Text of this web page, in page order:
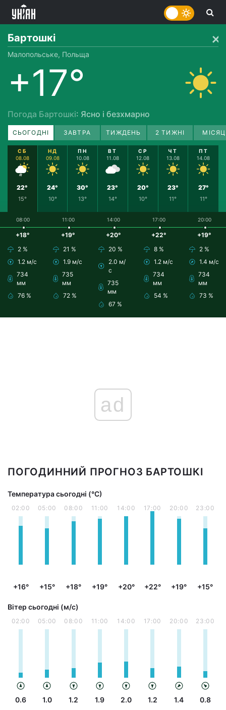
Бартошкі
Малопольське, Польща
+17°
Погода Бартошкі: Ясно і безхмарно
СЬОГОДНІ ЗАВТРА ТИЖДЕНЬ 2 ТИЖНІ
СБ
08.08
22°
15°
НД
09.08
24°
10°
ПН
10.08
30°
13°
ВТ
11.08
23°
14°
СР
12.08
20°
10°
ЧТ
13.08
23°
11°
ПТ
14.08
27°
11°
08:00
+18°
2 %
1.2 м/с
734
мм
76 %
11:00
+19°
21 %
1.9 м/с
735
мм
72 %
14:00
+20°
20 %
2.0 м/
с
735
мм
67 %
17:00
+22°
8 %
1.2 м/с
734
мм
54 %
20:00
+19°
2 %
1.4 м/с
734
мм
73 %
ad
ПОГОДИННИЙ ПРОГНОЗ БАРТОШКІ
Температура сьогодні (°С)
02:00
+16°
05:00
+15°
08:00
+18°
11:00
+19°
14:00
+20°
17:00
+22°
20:00
+19°
23:00
+15°
Вітер сьогодні (м/с)
02:00
0.6
05:00
1.0
08:00
1.2
11:00
1.9
14:00
2.0
17:00
1.2
20:00
1.4
23:00
0.8